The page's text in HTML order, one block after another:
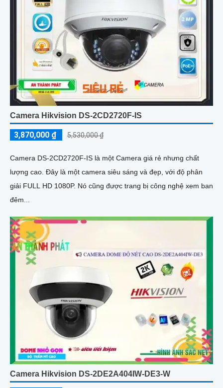
Camera Hikvision DS-2CD2720F-IS
3,870,000 ₫ 5,530,000 ₫
Camera DS-2CD2720F-IS là một Camera giá rẻ nhưng chất
lượng cao. Đây là một camera siêu sáng và đẹp, với độ phân
giải FULL HD 1080P. Nó cũng được trang bị công nghệ xem ban
đêm...
Camera Hikvision DS-2DE2A404IW-DE3-W